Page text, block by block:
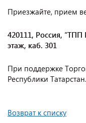
Приезжайте, прием
420111, Россия, “ТПП
этаж, каб. 301
При поддержке
Республики Татарстан.
Возврат к списку